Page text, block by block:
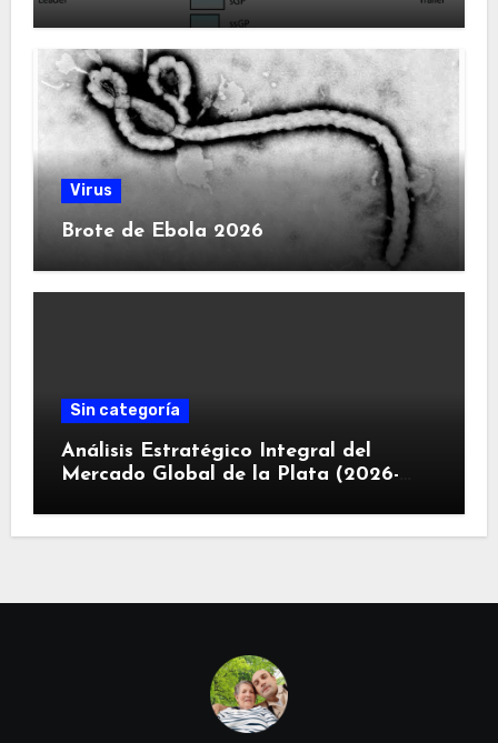
Virus
Brote de Ebola 2026
Sin categoría
Análisis Estratégico Integral del
Mercado Global de la Plata (2026-